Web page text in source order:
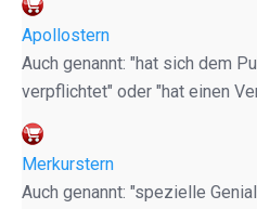
Apollostern
Auch genannt: "hat sich dem
verpflichtet" oder "hat einen
Merkurstern
Auch genannt: "spezielle